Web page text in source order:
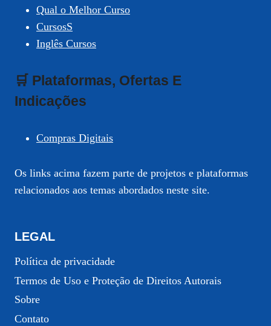
Qual o Melhor Curso
CursosS
Inglês Cursos
🛒 Plataformas, Ofertas E
Indicações
Compras Digitais
Os links acima fazem parte de projetos e plataformas
relacionados aos temas abordados neste site.
LEGAL
Política de privacidade
Termos de Uso e Proteção de Direitos Autorais
Sobre
Contato